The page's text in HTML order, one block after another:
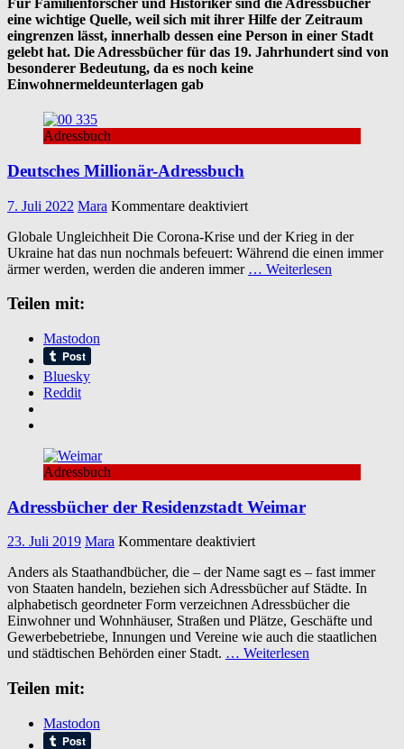
eine wichtige Quelle, weil sich mit ihrer Hilfe der Zeitraum
eingrenzen lässt, innerhalb dessen eine Person in einer Stadt
gelebt hat. Die Adressbücher für das 19. Jahrhundert sind von
besonderer Bedeutung, da es noch keine
Einwohnermeldeunterlagen gab
Adressbuch
Deutsches Millionär-Adressbuch
7. Juli 2022 Mara Kommentare deaktiviertfür
Millionär-
Adressbuch
Globale Ungleichheit Die Corona-Krise und der Krieg in der
Ukraine hat das nun nochmals befeuert: Während die einen immer
ärmer werden, werden die anderen immer … Weiterlesen
Teilen mit:
Mastodon
Bluesky
Reddit
Adressbuch
Adressbücher der Residenzstadt Weimar
23. Juli 2019 Mara Kommentare deaktiviertfür
der
Residenzstadt
Weimar
Anders als Staathandbücher, die – der Name sagt es – fast immer
von Staaten handeln, beziehen sich Adressbücher auf Städte. In
alphabetisch geordneter Form verzeichnen Adressbücher die
Einwohner und Wohnhäuser, Straßen und Plätze, Geschäfte und
Gewerbebetriebe, Innungen und Vereine wie auch die staatlichen
und städtischen Behörden einer Stadt. … Weiterlesen
Teilen mit:
Mastodon